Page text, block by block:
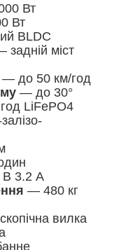
Вт
Вт
BLDC
задній міст
— до 50 км/год
— до 30°
LiFePO4
3.2 А
— 480 кг
вилка